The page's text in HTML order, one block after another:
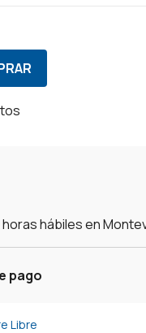
hábiles en
pago
Libre